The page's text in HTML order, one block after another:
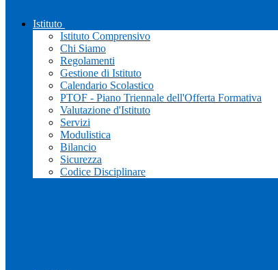
Istituto
Istituto Comprensivo
Chi Siamo
Regolamenti
Gestione di Istituto
Calendario Scolastico
PTOF - Piano Triennale dell'Offerta Formativa
Valutazione d'Istituto
Servizi
Modulistica
Bilancio
Sicurezza
Codice Disciplinare